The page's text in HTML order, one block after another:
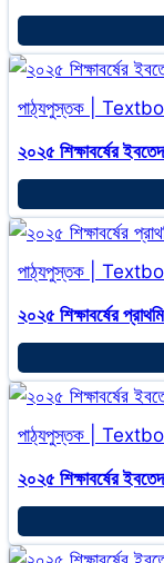
পাঠ্যপুস্তক |
২০২৫ শিক্ষাবর্ষের
পাঠ্যপুস্তক |
২০২৫ শিক্ষাবর্ষের
পাঠ্যপুস্তক |
২০২৫ শিক্ষাবর্ষের